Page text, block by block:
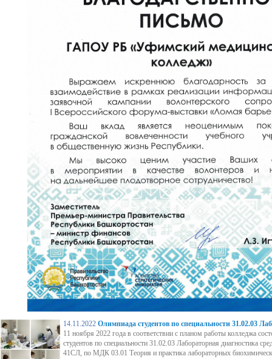
14.11.2022 Олимпиада студентов по специальности 31.02.03
11 ноября 2022 года в соответствии с планом работы колледжа
студентов по специальности 31.02.03 Лабораторная диагностика
41СЛ, по МДК 03.01 Теория и практика лабораторных